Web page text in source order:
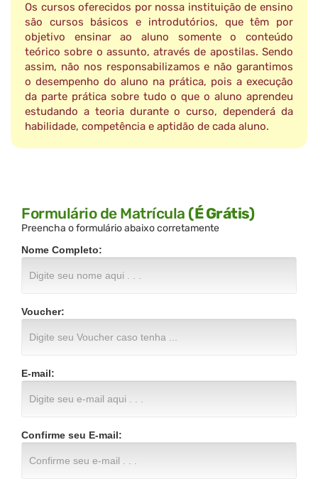
Os cursos oferecidos por nossa instituição de ensino
são cursos básicos e introdutórios, que têm por
objetivo ensinar ao aluno somente o conteúdo
teórico sobre o assunto, através de apostilas. Sendo
assim, não nos responsabilizamos e não garantimos
o desempenho do aluno na prática, pois a execução
da parte prática sobre tudo o que o aluno aprendeu
estudando a teoria durante o curso, dependerá da
habilidade, competência e aptidão de cada aluno.
Formulário de Matrícula (É Grátis)
Preencha o formulário abaixo corretamente
Nome Completo:
Voucher:
E-mail:
Confirme seu E-mail: